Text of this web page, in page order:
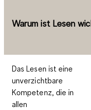
Warum ist Lesen
Das Lesen ist eine
unverzichtbare
Kompetenz, die in
allen